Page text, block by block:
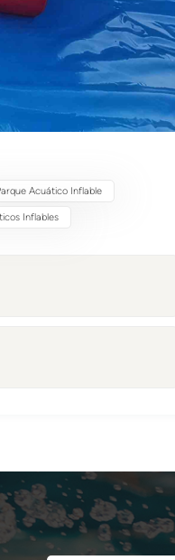
Acuático Inflable
Inflables